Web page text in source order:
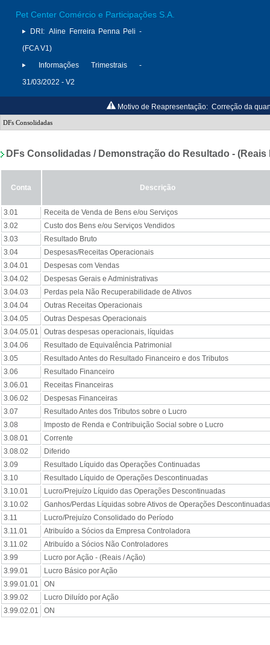
Pet Center Comércio e Participações S.A.
DRI: Aline Ferreira Penna Peli -
(FCA V1)
Informações Trimestrais -
31/03/2022 - V2
Motivo de Reapresentação: Correção da